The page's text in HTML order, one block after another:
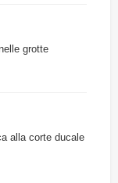
grotte
alla corte ducale